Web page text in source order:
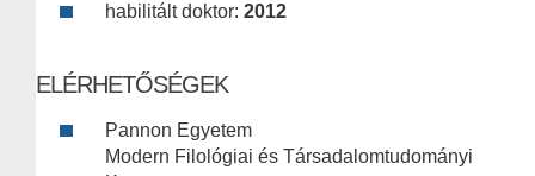
habilitált doktor: 2012
ELÉRHETŐSÉGEK
Pannon Egyetem
Modern Filológiai és Társadalomtudományi